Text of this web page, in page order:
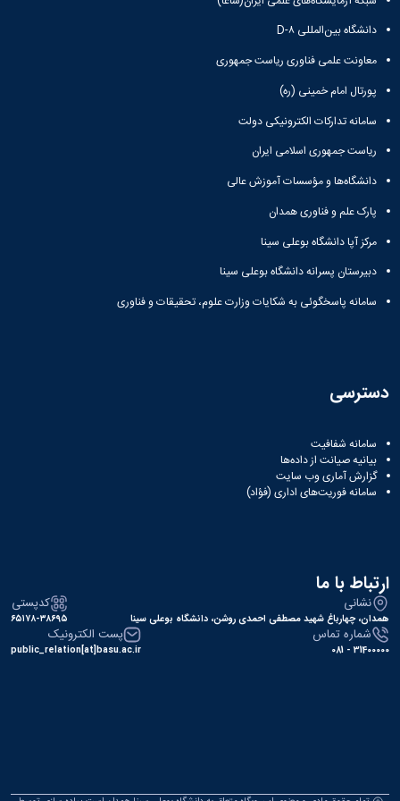
رهبری
تماس
دانشگاه
عمومی
آدرس
دانشکده‌ها
شماره
آموزش
کارکنان
تقویم
آموزشی
نظامنامه
اخلاق
دانش‌آموختگان
آزمایشگاه
باستان
شناسی
آزمایشگاه
هوش
ربات
و
آزمایشگاه
ژئوماتیک
کتابخانه
و
مرکز
اسناد
پایان
سنجی
انتشارات
دانشگاه
نشر
کتب
پژوهش
و
فناوری
و
حسابداری
صنایع
غذایی
مجتمع
عالی
فاطمیه
(ویژه
دختران)
زمین
چمن
سالن‌های
ورزشی
تفریحی-
سیاحتی
باغ
دانشگاه
موزه
طبیعی
دانشگاه
(محمد)
دانشگاه بین‌المللی D-۸
معاونت علمی فناوری ریاست جمهوری
پورتال امام خمینی (ره)
سامانه تدارکات الکترونیکی دولت
ریاست جمهوری اسلامی ایران
دانشگاه‌ها و مؤسسات آموزش عالی
پارک علم و فناوری همدان
مرکز آپا دانشگاه بوعلی سینا
دبیرستان پسرانه دانشگاه بوعلی سینا
سامانه پاسخگوئی به شکایات وزارت علوم، تحقیقات و فناوری
دسترسی
سامانه شفافیت
بیانیه صیانت از داده‌ها
گزارش آماری وب‌ سایت
سامانه فوریت‌های اداری (فؤاد)
ارتباط با ما
نشانی
همدان، چهارباغ شهید مصطفی احمدی روشن، دانشگاه بوعلی سینا
کدپستی
۶۵۱۷۸-۳۸۶۹۵
شماره تماس
31400000 - 081
پست الکترونیک
public_relation[at]basu.ac.ir